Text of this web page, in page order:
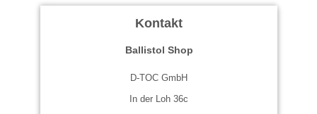
Kontakt
Ballistol Shop
D-TOC GmbH
In der Loh 36c